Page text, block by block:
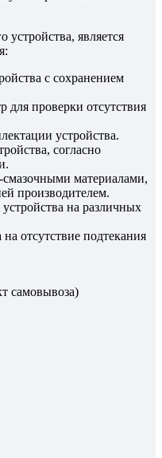
является
с сохранением
проверки отсутствия
устройства.
согласно
смазочными материалами,
производителем.
на различных
отсутствие подтекания
самовывоза)